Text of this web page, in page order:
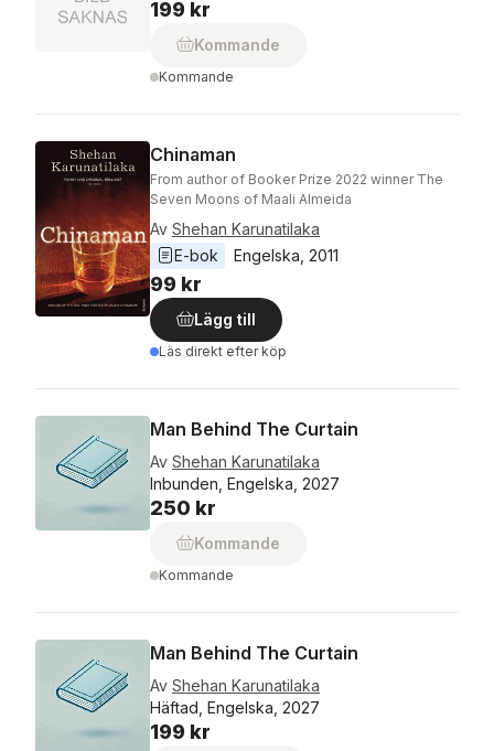
199 kr
Kommande
Kommande
Chinaman
From author of Booker Prize 2022 winner The
Seven Moons of Maali Almeida
Av Shehan Karunatilaka
E-bok
Engelska 2011
99 kr
Lägg till
Läs direkt efter köp
Man Behind The Curtain
Av Shehan Karunatilaka
Inbunden, Engelska, 2027
250 kr
Kommande
Kommande
Man Behind The Curtain
Av Shehan Karunatilaka
Häftad, Engelska, 2027
199 kr